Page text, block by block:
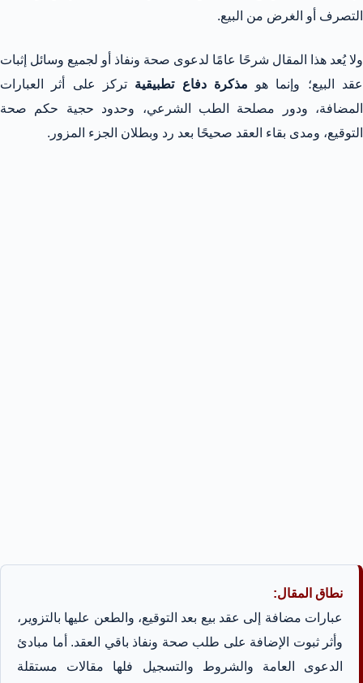
التصرف أو الغرض من البيع.
ولا يُعد هذا المقال شرحًا عامًا لدعوى صحة ونفاذ أو لجميع وسائل إثبات
عقد البيع؛ وإنما هو مذكرة دفاع تطبيقية تركز على أثر العبارات
المضافة، ودور مصلحة الطب الشرعي، وحدود حجية حكم صحة
التوقيع، ومدى بقاء العقد صحيحًا بعد رد وبطلان الجزء المزور.
نطاق المقال:
عبارات مضافة إلى عقد بيع بعد التوقيع، والطعن عليها بالتزوير،
وأثر ثبوت الإضافة على طلب صحة ونفاذ باقي العقد. أما مبادئ
الدعوى العامة والشروط والتسجيل فلها مقالات مستقلة